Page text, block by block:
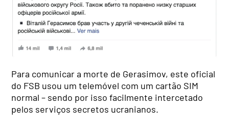
Para comunicar a morte de Gerasimov, este oficial
do FSB usou um telemóvel com um cartão SIM
normal – sendo por isso facilmente intercetado
pelos serviços secretos ucranianos.